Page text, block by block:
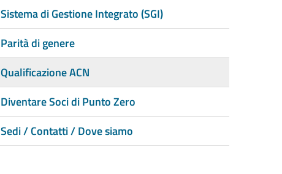
Sistema di Gestione Integrato (SGI)
Parità di genere
Qualificazione ACN
Diventare Soci di Punto Zero
Sedi / Contatti / Dove siamo